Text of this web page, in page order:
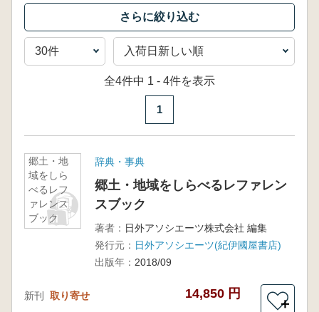
全4件中 1 - 4件を表示
1
郷土・地
域をしら
べるレフ
ァレンス
ブック
辞典・事典
郷土・地域をしらべるレファレン
スブック
著者： 日外アソシエーツ株式会社 編集
発行元： 日外アソシエーツ(紀伊國屋書店)
出版年： 2018/09
新刊 取り寄せ 14,850 円
＋